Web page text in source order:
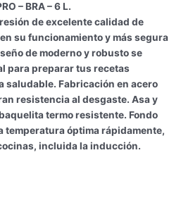
– BRA – 6 L.
de excelente calidad de
su funcionamiento y más segura
de moderno y robusto se
para preparar tus recetas
saludable. Fabricación en acero
resistencia al desgaste. Asa y
termo resistente. Fondo
temperatura óptima rápidamente,
incluida la inducción.